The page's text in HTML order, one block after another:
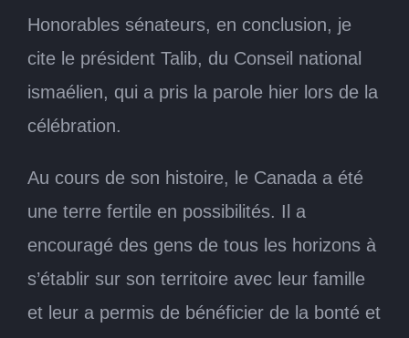
Honorables sénateurs, en conclusion, je
cite le président Talib, du Conseil national
ismaélien, qui a pris la parole hier lors de la
célébration.
Au cours de son histoire, le Canada a été
une terre fertile en possibilités. Il a
encouragé des gens de tous les horizons à
s’établir sur son territoire avec leur famille
et leur a permis de bénéficier de la bonté et